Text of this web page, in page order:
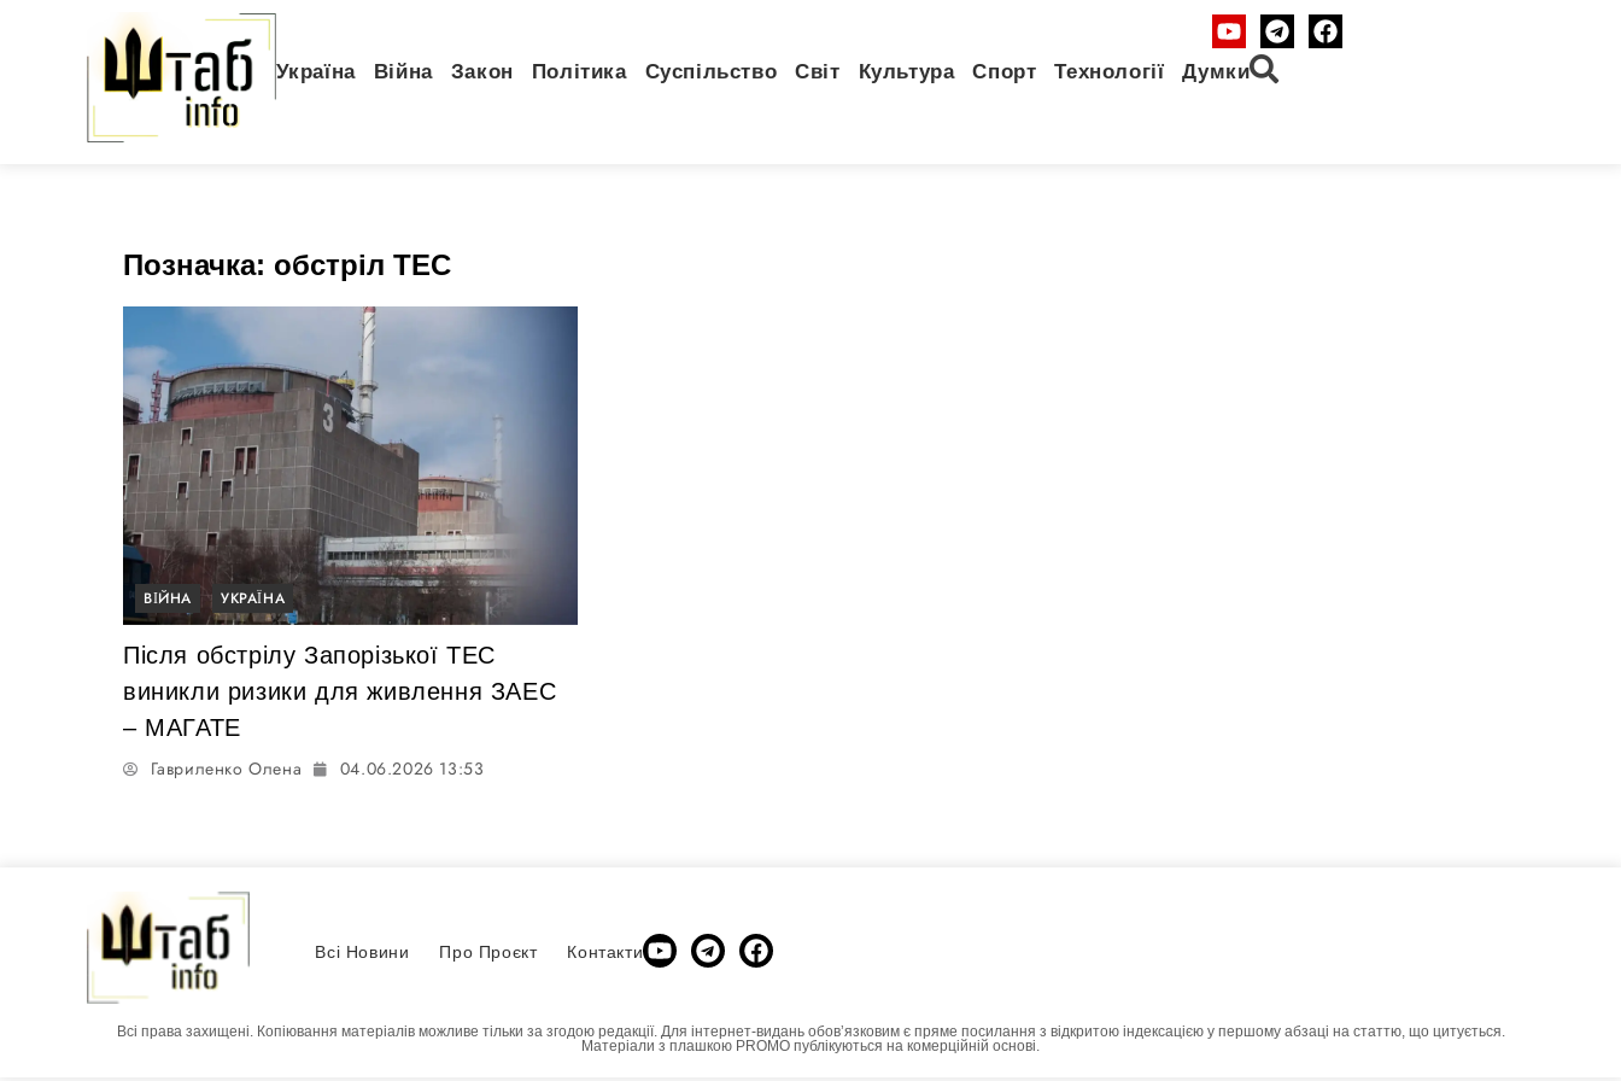
Україна Війна Закон Політика Суспільство Світ Культура Спорт Технології Думки
Позначка: обстріл ТЕС
ВІЙНА УКРАЇНА
Після обстрілу Запорізької ТЕС
виникли ризики для живлення ЗАЕС
– МАГАТЕ
Гавриленко Олена 04.06.2026 13:53
Всі Новини Про Проєкт Контакти
Всі права захищені. Копіювання матеріалів можливе тільки за згодою редакції. Для інтернет-видань обовʼязковим є пряме посилання з відкритою індексацією у першому абзаці на статтю, що цитується.
Матеріали з плашкою PROMO публікуються на комерційній основі.